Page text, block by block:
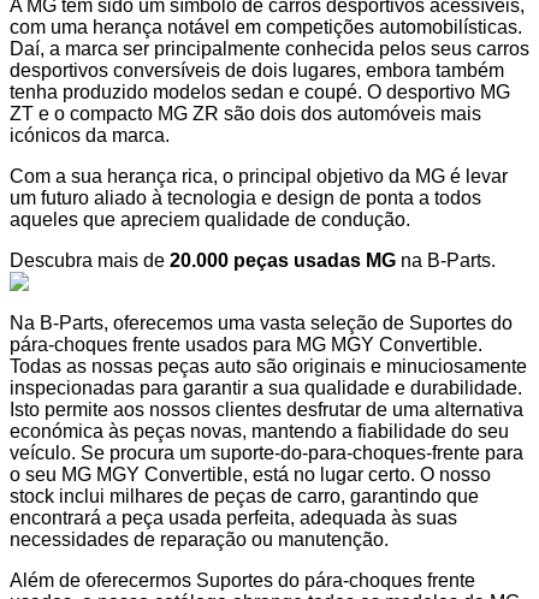
A MG tem sido um símbolo de carros desportivos acessíveis,
com uma herança notável em competições automobilísticas.
Daí, a marca ser principalmente conhecida pelos seus carros
desportivos conversíveis de dois lugares, embora também
tenha produzido modelos sedan e coupé. O desportivo MG
ZT e o compacto MG ZR são dois dos automóveis mais
icónicos da marca.
Com a sua herança rica, o principal objetivo da MG é levar
um futuro aliado à tecnologia e design de ponta a todos
aqueles que apreciem qualidade de condução.
Descubra mais de 20.000 peças usadas MG na B-Parts.
Na B-Parts, oferecemos uma vasta seleção de Suportes do
pára-choques frente usados para MG MGY Convertible.
Todas as nossas peças auto são originais e minuciosamente
inspecionadas para garantir a sua qualidade e durabilidade.
Isto permite aos nossos clientes desfrutar de uma alternativa
económica às peças novas, mantendo a fiabilidade do seu
veículo. Se procura um suporte-do-para-choques-frente para
o seu MG MGY Convertible, está no lugar certo. O nosso
stock inclui milhares de peças de carro, garantindo que
encontrará a peça usada perfeita, adequada às suas
necessidades de reparação ou manutenção.
Além de oferecermos Suportes do pára-choques frente